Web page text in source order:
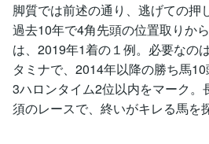
脚質では前述の通り、逃げての押
過去10年で4角先頭の位置取りか
は、2019年1着の１例。必要なの
タミナで、2014年以降の勝ち馬
3ハロンタイム2位以内をマーク。
須のレースで、終いがキレる馬を